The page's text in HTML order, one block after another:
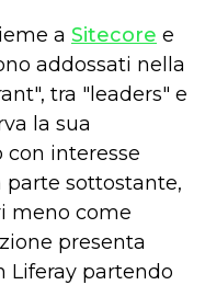
a Sitecore e
addossati nella
tra "leaders" e
la sua
con interesse
sottostante,
meno come
presenta
Liferay partendo